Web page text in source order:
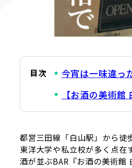
目次
今宵は一味違っ
【お酒の美術
都営三田線「白山駅」から徒
東洋大学や私立校が多く点
酒が並ぶBAR『お酒の美術館